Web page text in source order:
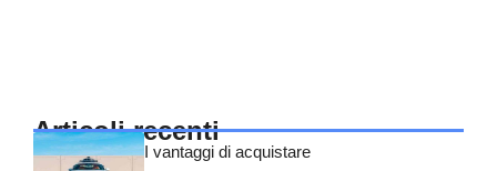
Articoli recenti
I vantaggi di acquistare